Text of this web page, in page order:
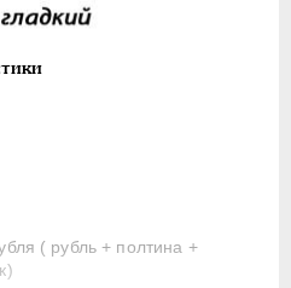
( рубль + полтина +
1740